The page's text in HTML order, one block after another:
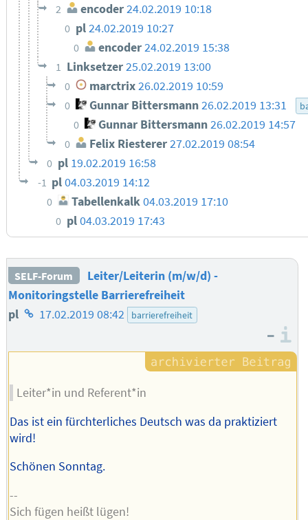
2 encoder24.02.2019 10:18
0 pl24.02.2019 10:27
0 encoder24.02.2019 15:38
1 Linksetzer25.02.2019 13:00
0 marctrix26.02.2019 10:59
0 Gunnar Bittersmann26.02.2019 13:31
0 Gunnar Bittersmann26.02.2019 14:57
0 Felix Riesterer27.02.2019 08:54
0 pl 19.02.2019 16:58
-1 pl04.03.2019 14:12
0 Tabellenkalk 04.03.2019 17:10
0 pl04.03.2019 17:43
SELF-Forum
Leiter/Leiterin (m/w/d) -
Monitoringstelle Barrierefreiheit
pl Homepage
Autors
17.02.2019 08:42 barrierefreiheit
–
Leiter*in und Referent*in
Das ist ein fürchterliches Deutsch was da praktiziert
wird!
Schönen Sonntag.
--
Sich fügen heißt lügen!